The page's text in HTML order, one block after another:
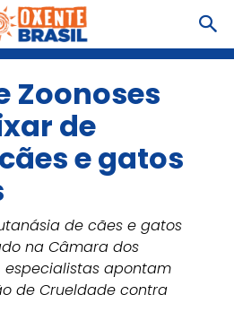
Zoonoses
de
e gatos
de cães e gatos
na Câmara dos
especialistas apontam
de Crueldade contra